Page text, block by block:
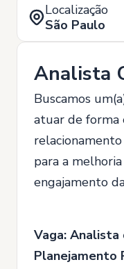
Localização
São Paulo
Analista
Buscamos
atuar de forma
para a
engajamento
Vaga: Analista
Planejamento